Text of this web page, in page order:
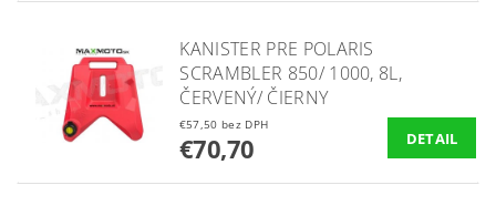
KANISTER PRE POLARIS
SCRAMBLER 850/ 1000, 8L,
ČERVENÝ/ ČIERNY
€57,50 bez DPH
€70,70 DETAIL